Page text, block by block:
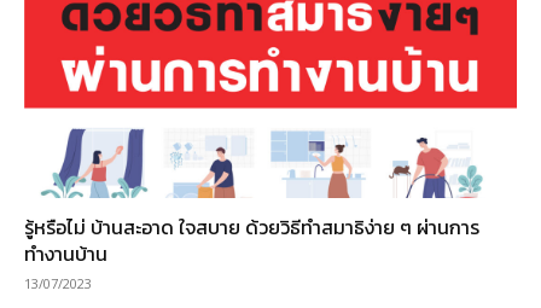
รู้หรือไม่ บ้านสะอาด ใจสบาย ด้วยวิธีทำสมาธิง่าย ๆ ผ่านการ
ทำงานบ้าน
13/07/2023